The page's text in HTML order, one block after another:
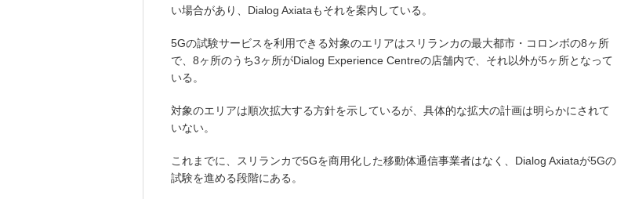
い場合があり、Dialog Axiataもそれを案内している。
5Gの試験サービスを利用できる対象のエリアはスリランカの最大都市・コロンボの8ヶ所
で、8ヶ所のうち3ヶ所がDialog Experience Centreの店舗内で、それ以外が5ヶ所となって
いる。
対象のエリアは順次拡大する方針を示しているが、具体的な拡大の計画は明らかにされて
いない。
これまでに、スリランカで5Gを商用化した移動体通信事業者はなく、Dialog Axiataが5Gの
試験を進める段階にある。